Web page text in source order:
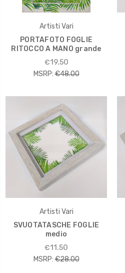
Artisti Vari
PORTAFOTO FOGLIE
RITOCCO A MANO grande
€19.50
MSRP: €48.00
Artisti Vari
SVUOTATASCHE FOGLIE
medio
€11.50
MSRP: €28.00